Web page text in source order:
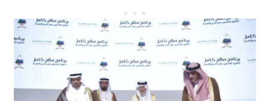
Use
the
left
and